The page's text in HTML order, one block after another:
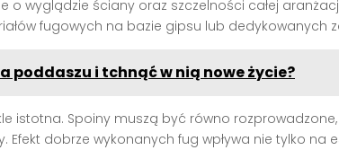
o wyglądzie ściany oraz szczelności całej
fugowych na bazie gipsu lub dedykowanych
poddaszu i tchnąć w nią nowe życie?
istotna. Spoiny muszą być równo
Efekt dobrze wykonanych fug wpływa nie tylko na